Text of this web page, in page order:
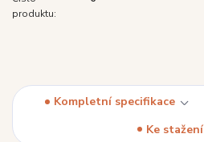
produktu:
Kompletní specifikace
Ke stažení